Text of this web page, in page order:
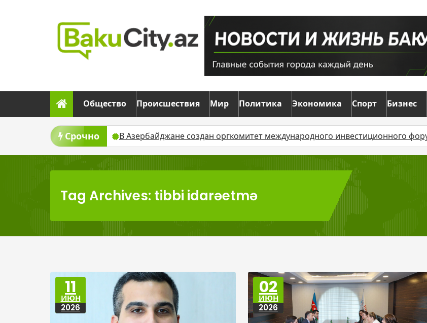
Общество Происшествия Мир Политика Экономика Спорт Бизнес
Срочно
за сутки В Азербайджане создан оргкомитет международного инвестиционного форума
Tag Archives: tibbi idarəetmə
11
ИЮН
2026
02
ИЮН
2026